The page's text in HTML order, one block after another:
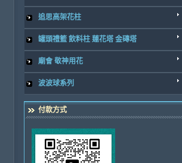
追思高架花柱
罐頭禮籃 飲料柱 蓮花塔 金磚塔
廟會 敬神用花
波波球系列
付款方式